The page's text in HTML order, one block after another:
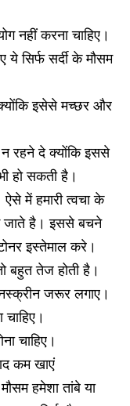
नहीं करना चाहिए।
ये सिर्फ सर्दी के मौसम
इसेसे मच्छर और
न रहने दे क्योंकि इससे
हो सकती है।
में हमारी त्वचा के
जाते है। इससे बचने
इस्तेमाल करे।
बहुत तेज होती है।
जरूर लगाए।
चाहिए।
कम खाएं
हमेशा तांबे या